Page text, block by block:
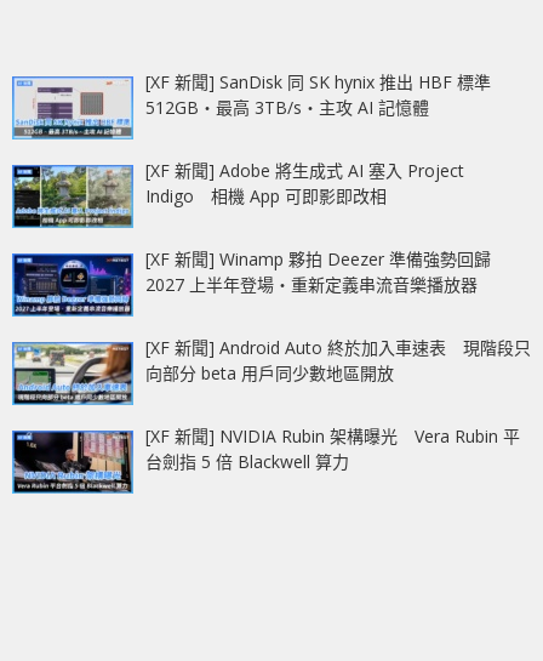
[XF 新聞] SanDisk 同 SK hynix 推出 HBF 標準
512GB‧最高 3TB/s‧主攻 AI 記憶體
[XF 新聞] Adobe 將生成式 AI 塞入 Project
Indigo 相機 App 可即影即改相
[XF 新聞] Winamp 夥拍 Deezer 準備強勢回歸
2027 上半年登場‧重新定義串流音樂播放器
[XF 新聞] Android Auto 終於加入車速表 現階段只
向部分 beta 用戶同少數地區開放
[XF 新聞] NVIDIA Rubin 架構曝光 Vera Rubin 平
台劍指 5 倍 Blackwell 算力